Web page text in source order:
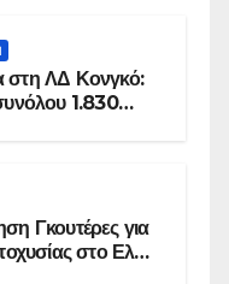
στη ΛΔ Κονγκό:
1.830
Γκουτέρες για
στο Ελ